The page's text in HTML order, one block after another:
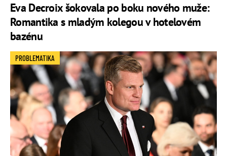
Eva Decroix šokovala po boku nového muže:
Romantika s mladým kolegou v hotelovém
bazénu
PROBLEMATIKA